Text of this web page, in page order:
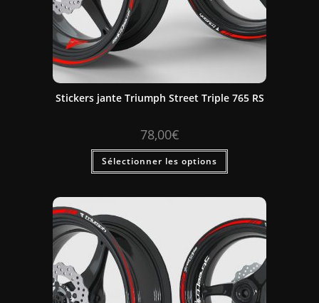
Stickers jante Triumph Street Triple 765 RS
78,00€
Sélectionner les options